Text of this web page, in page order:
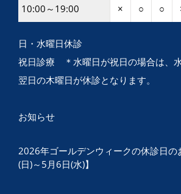
10:00～19:00 × ○ ○
日・水曜日休診
祝日診療 ＊水曜日が祝日の場合は、水
翌日の木曜日が休診となります。
お知らせ
2026年ゴールデンウィークの休診日の
(日)～5月6日(水)】